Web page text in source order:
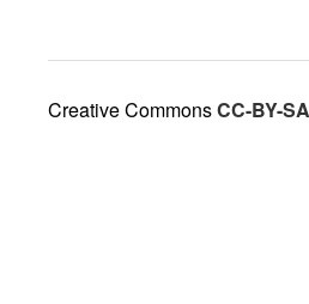
Creative CommonsCC-BY-SA